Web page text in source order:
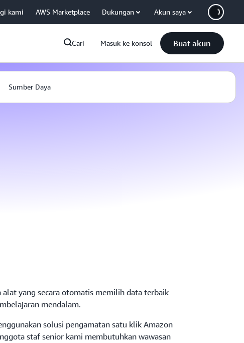
kami AWS Marketplace Dukungan Akun saya
Cari Masuk ke konsol Buat akun
Sumber Daya
yang secara otomatis memilih data terbaik
mendalam.
solusi pengamatan satu klik Amazon
staf senior kami membutuhkan wawasan